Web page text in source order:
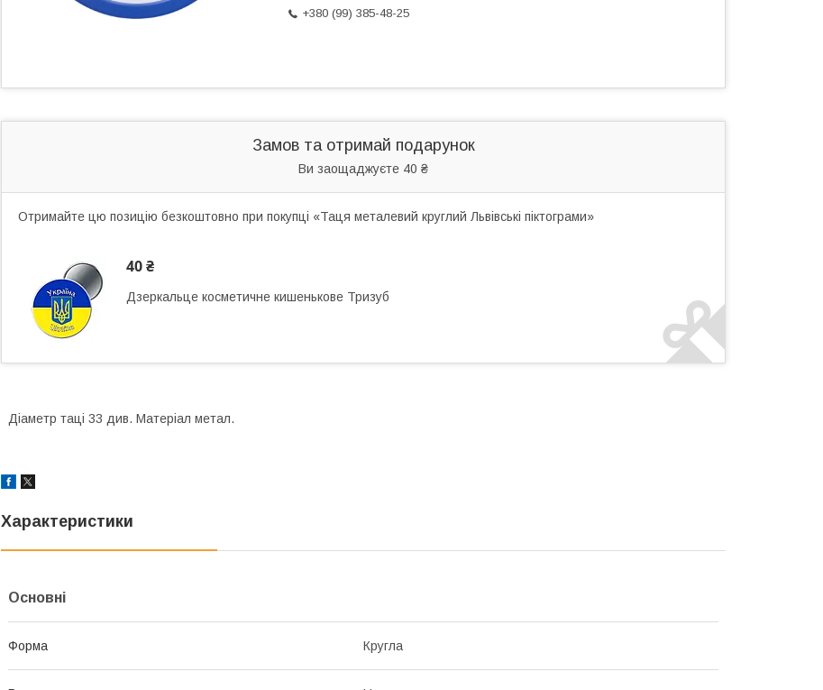
+380 (99) 385-48-25
Замов та отримай подарунок
Ви заощаджуєте 40 ₴
Отримайте цю позицію безкоштовно при покупці «Таця металевий круглий Львівські піктограми»
40 ₴
Дзеркальце косметичне кишенькове Тризуб
Діаметр таці 33 див. Матеріал метал.
Характеристики
Основні
Форма Кругла